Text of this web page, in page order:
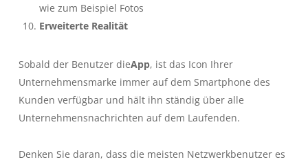
wie zum Beispiel Fotos
Erweiterte Realität
Sobald der Benutzer dieApp, ist das Icon Ihrer
Unternehmensmarke immer auf dem Smartphone des
Kunden verfügbar und hält ihn ständig über alle
Unternehmensnachrichten auf dem Laufenden.
Denken Sie daran, dass die meisten Netzwerkbenutzer es